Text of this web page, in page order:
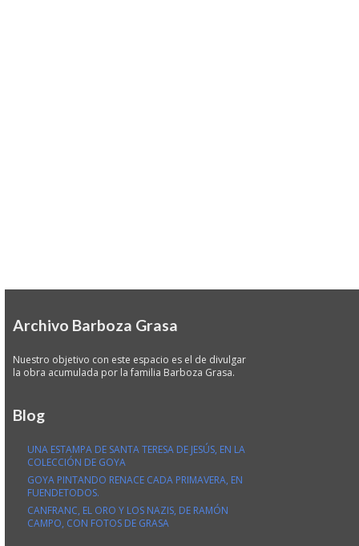
Archivo Barboza Grasa
Nuestro objetivo con este espacio es el de divulgar
la obra acumulada por la familia Barboza Grasa.
Blog
UNA ESTAMPA DE SANTA TERESA DE JESÚS, EN LA
COLECCIÓN DE GOYA
GOYA PINTANDO RENACE CADA PRIMAVERA, EN
FUENDETODOS.
CANFRANC, EL ORO Y LOS NAZIS, DE RAMÓN
CAMPO, CON FOTOS DE GRASA